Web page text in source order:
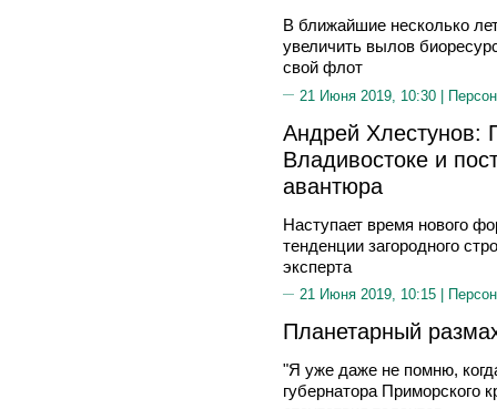
В ближайшие несколько
увеличить вылов
свой флот
21 Июня 2019, 10:30 |
Андрей Хлестунов:
Владивостоке и
авантюра
Наступает время нового
тенденции загородного
эксперта
21 Июня 2019, 10:15 |
Планетарный
"Я уже даже не помню,
губернатора Приморского